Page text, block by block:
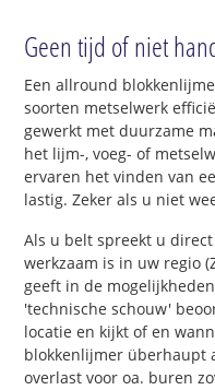
Geen tijd of niet
Een allround
soorten metselwerk
gewerkt met duurzame
het lijm-, voeg- of
ervaren het vinden van
lastig. Zeker als u niet
Als u belt spreekt u
werkzaam is in uw regio
geeft in de
'technische schouw'
locatie en kijkt of en
blokkenlijmer überhaupt
overlast voor oa. buren